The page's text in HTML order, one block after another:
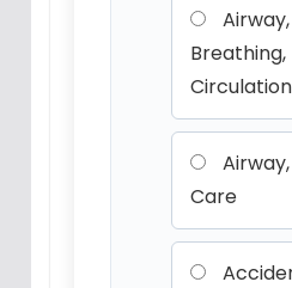
Airway,
Breathing,
Circulation
Care